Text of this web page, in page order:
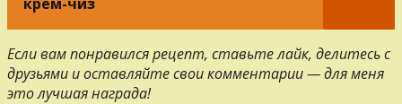
Если вам понравился рецепт, ставьте лайк, делитесь с
друзьями и оставляйте свои комментарии — для меня
это лучшая награда!